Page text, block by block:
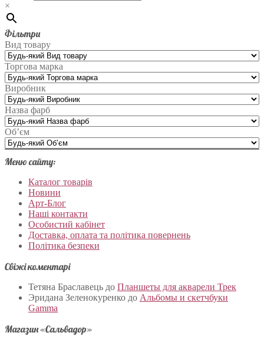
×
Фільтри
Вид товару
Торгова марка
Виробник
Назва фарб
Об’єм
Меню сайту:
Каталог товарів
Новини
Арт-Блог
Наші контакти
Особистий кабінет
Доставка, оплата та політика повернень
Політика безпеки
Свіжі коментарі
Тетяна Браславець до Планшеты для акварели Трек
Эридана Зеленокуренко до Альбомы и скетчбуки
Gamma
Магазин «Сальвадор»